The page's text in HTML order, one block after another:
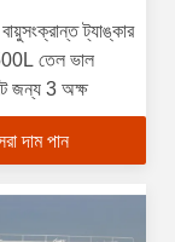
ট্যাঙ্কার
তেল ভাল
জন্য 3 অক্ষ
দাম পান